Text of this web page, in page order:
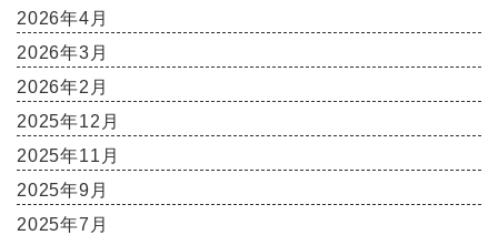
2026年4月
2026年3月
2026年2月
2025年12月
2025年11月
2025年9月
2025年7月